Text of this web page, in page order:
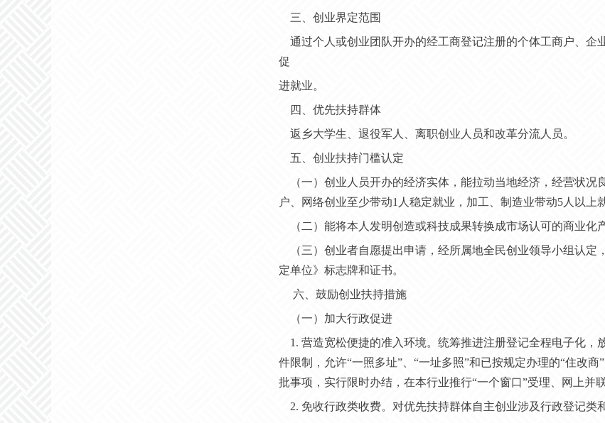
三、创业界定范围
通过个人或创业团队开办的经工商登记注册的个体工商户、企
促
进就业。
四、优先扶持群体
返乡大学生、退役军人、离职创业人员和改革分流人员。
五、创业扶持门槛认定
（一）创业人员开办的经济实体，能拉动当地经济，经营状
户、网络创业至少带动1人稳定就业，加工、制造业带动5人以上
（二）能将本人发明创造或科技成果转换成市场认可的商业化
（三）创业者自愿提出申请，经所属地全民创业领导小组认
定单位》标志牌和证书。
六、鼓励创业扶持措施
（一）加大行政促进
1. 营造宽松便捷的准入环境。统筹推进注册登记全程电子化
件限制，允许“一照多址”、“一址多照”和已按规定办理的“住改
批事项，实行限时办结，在本行业推行“一个窗口”受理、网上并
2. 免收行政类收费。对优先扶持群体自主创业涉及行政登记类